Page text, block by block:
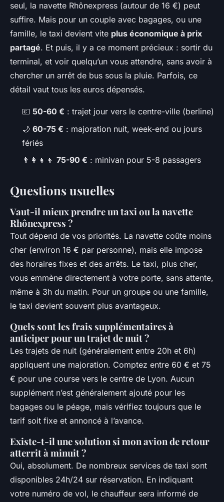
seul, la navette Rhônexpress (autour de 16 €) peut
suffire. Mais pour un couple avec bagages, ou une
famille, le taxi devient vite plus économique à prix
partagé. Et puis, il y a ce moment précieux : sortir du
terminal, et voir quelqu’un vous attendre, sans avoir à
chercher un arrêt de bus sous la pluie. Parfois, ce
détail vaut tous les euros dépensés.
💶 50-60 € : trajet jour vers le centre-ville (berline)
🌙 60-75 € : majoration nuit, week-end ou jours
fériés
👨‍👩‍👧‍👦 75-90 € : minivan pour 5-8 passagers
Questions usuelles
Vaut-il mieux prendre un taxi ou la navette
Rhônexpress ?
Tout dépend de vos priorités. La navette coûte moins
cher (environ 16 € par personne), mais elle impose
des horaires fixes et des arrêts. Le taxi, plus cher,
vous emmène directement à votre porte, sans attente,
même à 3h du matin. Pour un groupe ou une famille,
le taxi devient souvent plus avantageux.
Quels sont les frais supplémentaires à
anticiper pour un trajet de nuit ?
Les trajets de nuit (généralement entre 20h et 6h)
appliquent une majoration. Comptez entre 60 € et 75
€ pour une course vers le centre de Lyon. Aucun
supplément n’est généralement ajouté pour les
bagages ou le péage, mais vérifiez toujours que le
tarif soit fixe et annoncé à l’avance.
Existe-t-il une solution si mon avion de retour
atterrit à minuit ?
Oui, absolument. De nombreux services de taxi sont
disponibles 24h/24 sur réservation. En indiquant
votre numéro de vol, le chauffeur sera informé de